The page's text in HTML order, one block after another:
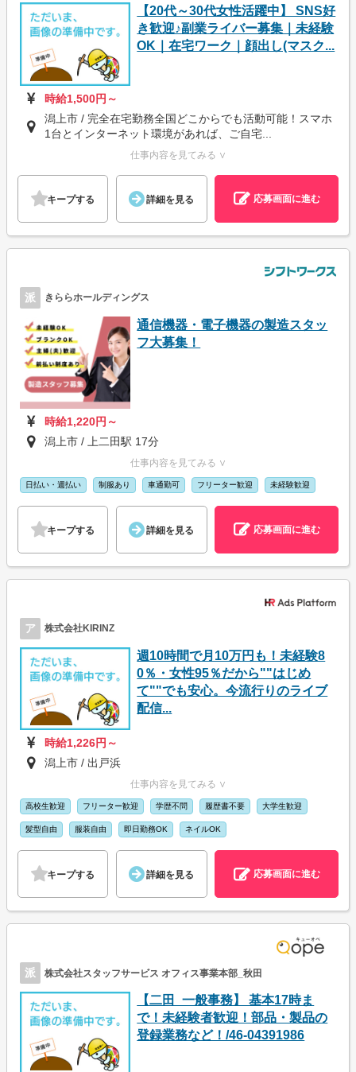
【20代～30代女性活躍中】 SNS好
き歓迎♪副業ライバー募集｜未経験
OK｜在宅ワーク｜顔出し(マスク...
時給1,500円～
潟上市 / 完全在宅勤務全国どこからでも活動可能！スマホ
1台とインターネット環境があれば、ご自宅...
仕事内容を見てみる ∨
キープする 詳細を見る 応募画面に進む
派 きららホールディングス
通信機器・電子機器の製造スタッ
フ大募集！
時給1,220円～
潟上市 / 上二田駅 17分
仕事内容を見てみる ∨
日払い・週払い 制服あり 車通勤可 フリーター歓迎 未経験歓迎
キープする 詳細を見る 応募画面に進む
ア 株式会社KIRINZ
週10時間で月10万円も！未経験8
0％・女性95％だから""はじめ
て""でも安心。今流行りのライブ
配信...
時給1,226円～
潟上市 / 出戸浜
仕事内容を見てみる ∨
高校生歓迎 フリーター歓迎 学歴不問 履歴書不要 大学生歓迎
髪型自由 服装自由 即日勤務OK ネイルOK
キープする 詳細を見る 応募画面に進む
派 株式会社スタッフサービス オフィス事業本部_秋田
【二田_一般事務】 基本17時ま
で！未経験者歓迎！部品・製品の
登録業務など！/46-04391986